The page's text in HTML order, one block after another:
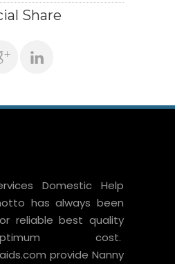
Share
Domestic Help
has always been
reliable best quality
cost.
provide Nanny